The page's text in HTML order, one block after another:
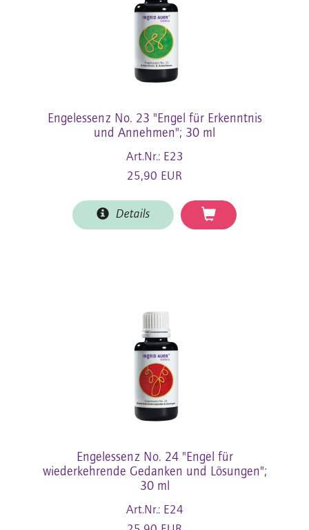
Engelessenz No. 23 "Engel für Erkenntnis
und Annehmen"; 30 ml
Art.Nr.: E23
25,90 EUR
Details
Engelessenz No. 24 "Engel für
wiederkehrende Gedanken und Lösungen";
30 ml
Art.Nr.: E24